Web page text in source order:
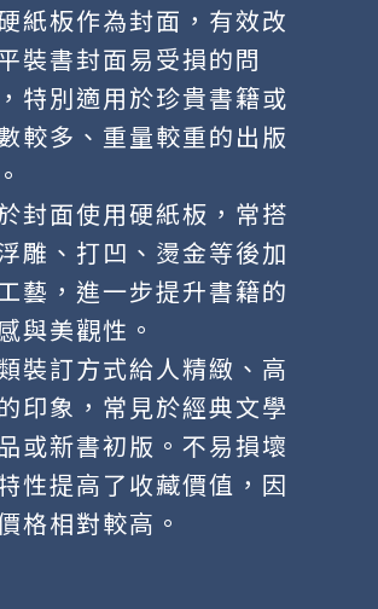
紙板作為封面，有效改
裝書封面易受損的問
特別適用於珍貴書籍或
較多、重量較重的出版
封面使用硬紙板，常搭
雕、打凹、燙金等後加
藝，進一步提升書籍的
與美觀性。
裝訂方式給人精緻、高
印象，常見於經典文學
或新書初版。不易損壞
性提高了收藏價值，因
格相對較高。